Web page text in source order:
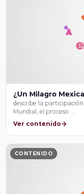
¿Un Milagro
describe la
Mundial, el proceso …
Ver contenido
CONTENIDO